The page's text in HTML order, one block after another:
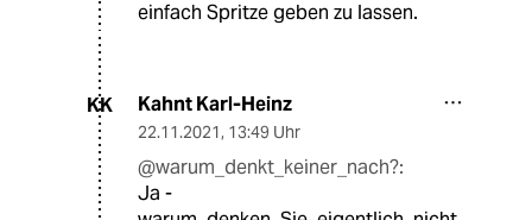
einfach Spritze geben zu lassen.
KK Kahnt Karl-Heinz
22.11.2021, 13:49 Uhr
@warum_denkt_keiner_nach?:
Ja -